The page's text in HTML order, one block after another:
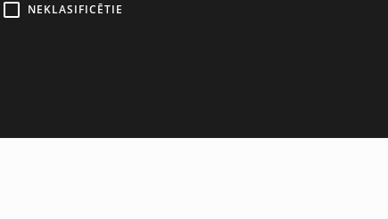
NEKLASIFICĒTIE